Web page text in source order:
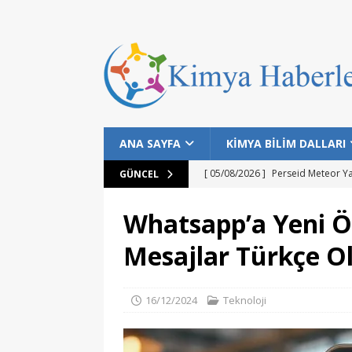
ANA SAYFA KİMYA BİLİM DALLARI
GÜNCEL [ 05/08/2026 ] Perseid Meteor
[ 25/07/2026 ]
NASA
MANŞET
MANŞET
[ 05/08/2026 ]
Gökyüzü
Whatsapp’a Yeni
Mesajlar Türkçe
16/12/2024 Teknoloji